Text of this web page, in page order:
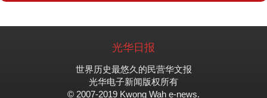
光华日报
世界历史最悠久的民营华文报
光华电子新闻版权所有
© 2007-2019 Kwong Wah e-news.